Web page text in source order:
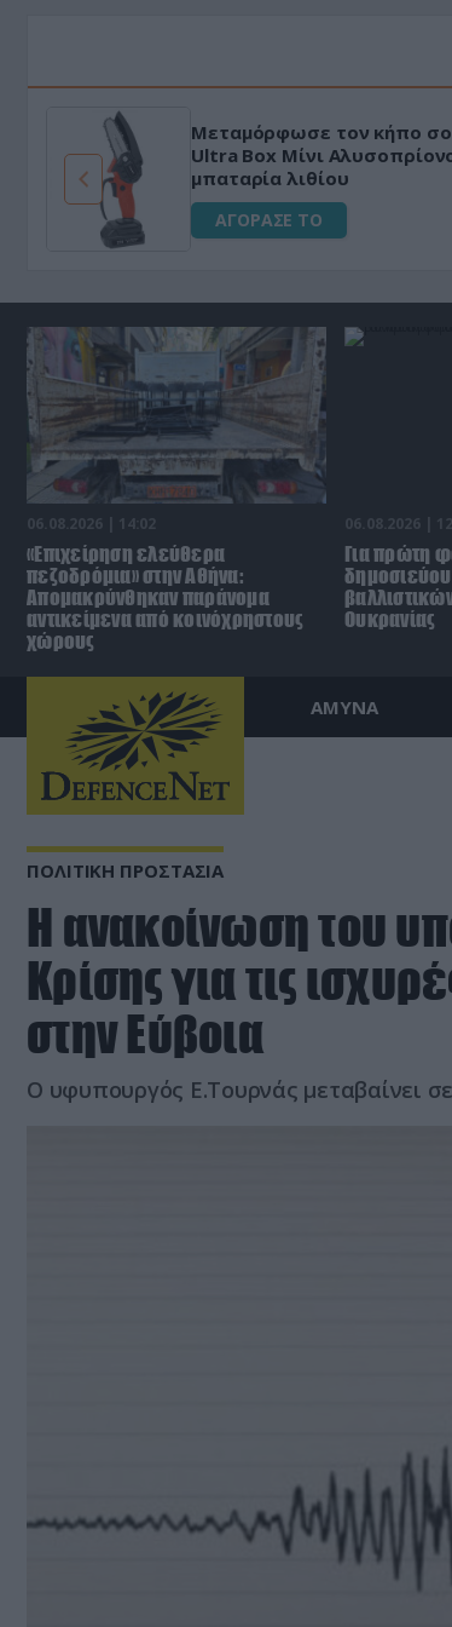
HAPI END: 100%
για άνδρες!
ΑΓΟΡΑΣΕ ΤΟ
06.08.2026 | 14:02
«Επιχείρηση ελεύθερα
πεζοδρόμια» στην Αθήνα:
Απομακρύνθηκαν παράνομα
αντικείμενα από κοινόχρηστους
χώρους
06.08.2026 |
Για πρώτη
Ουκρανίας
ΑΜΥΝΑ
ΠΟΛΙΤΙΚΗ ΠΡΟΣΤΑΣΙΑ
Η ανακοίνωση του
Κρίσης για τις
στην Εύβοια
Ο υφυπουργός Ε.Τουρνάς μεταβαίνει